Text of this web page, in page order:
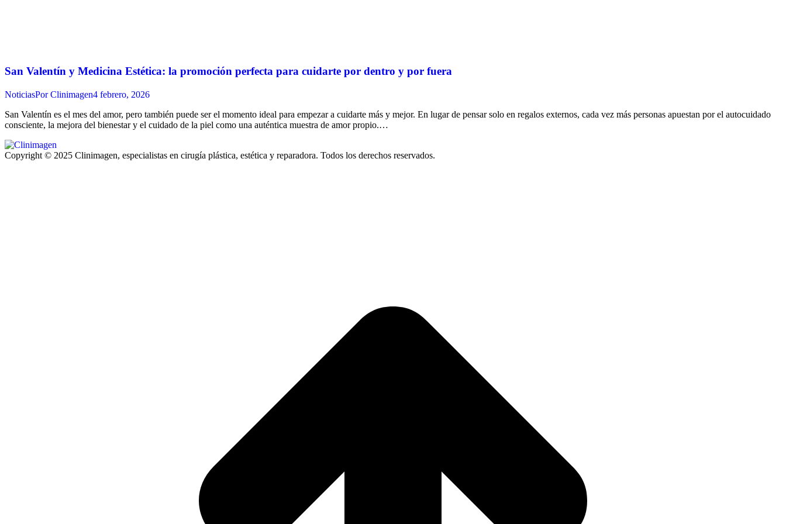
San Valentín y Medicina Estética: la promoción perfecta para cuidarte por dentro y por fuera
NoticiasPorClinimagen4 febrero, 2026
San Valentín es el mes del amor, pero también puede ser el momento ideal para empezar a cuidarte más y mejor. En lugar de pensar solo en regalos externos, cada vez más personas apuestan por el autocuidado
consciente, la mejora del bienestar y el cuidado de la piel como una auténtica muestra de amor propio.…
Copyright © 2025 Clinimagen, especialistas en cirugía plástica, estética y reparadora. Todos los derechos reservados.